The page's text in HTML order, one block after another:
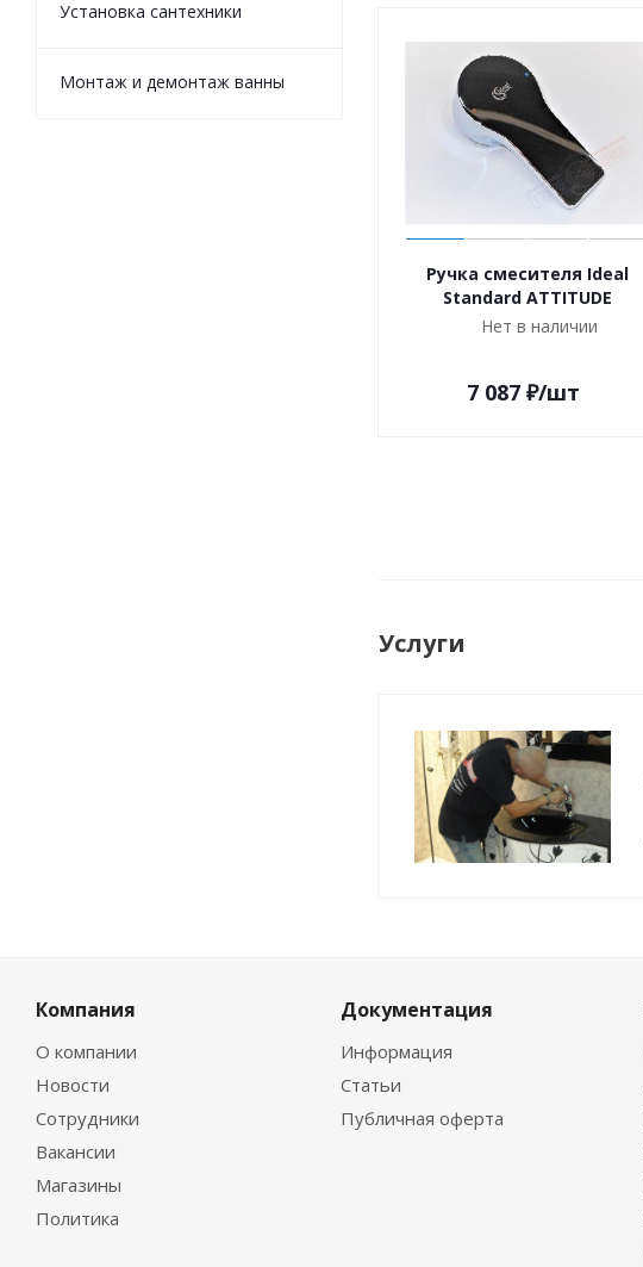
Ручка смесителя Ideal
Standard ATTITUDE
Нет в наличии
7 087₽/шт
Услуги
Установка сантехники
Монтаж и демонтаж ванны
Компания
О компании
Новости
Сотрудники
Вакансии
Магазины
Политика
Документация
Информация
Статьи
Публичная оферта